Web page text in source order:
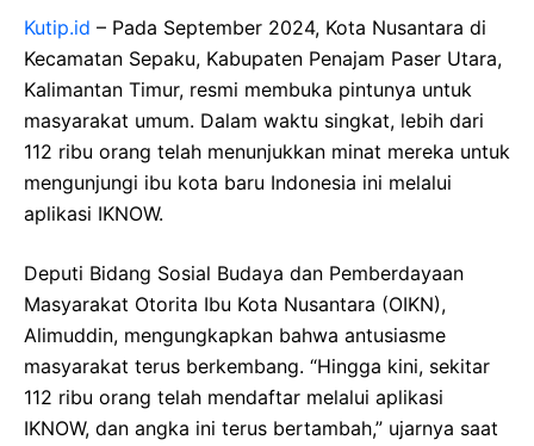
Kutip.id – Pada September 2024, Kota Nusantara di
Kecamatan Sepaku, Kabupaten Penajam Paser Utara,
Kalimantan Timur, resmi membuka pintunya untuk
masyarakat umum. Dalam waktu singkat, lebih dari
112 ribu orang telah menunjukkan minat mereka untuk
mengunjungi ibu kota baru Indonesia ini melalui
aplikasi IKNOW.
Deputi Bidang Sosial Budaya dan Pemberdayaan
Masyarakat Otorita Ibu Kota Nusantara (OIKN),
Alimuddin, mengungkapkan bahwa antusiasme
masyarakat terus berkembang. “Hingga kini, sekitar
112 ribu orang telah mendaftar melalui aplikasi
IKNOW, dan angka ini terus bertambah,” ujarnya saat